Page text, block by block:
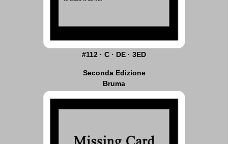
#112 · C · DE · 3ED
Seconda Edizione
Bruma